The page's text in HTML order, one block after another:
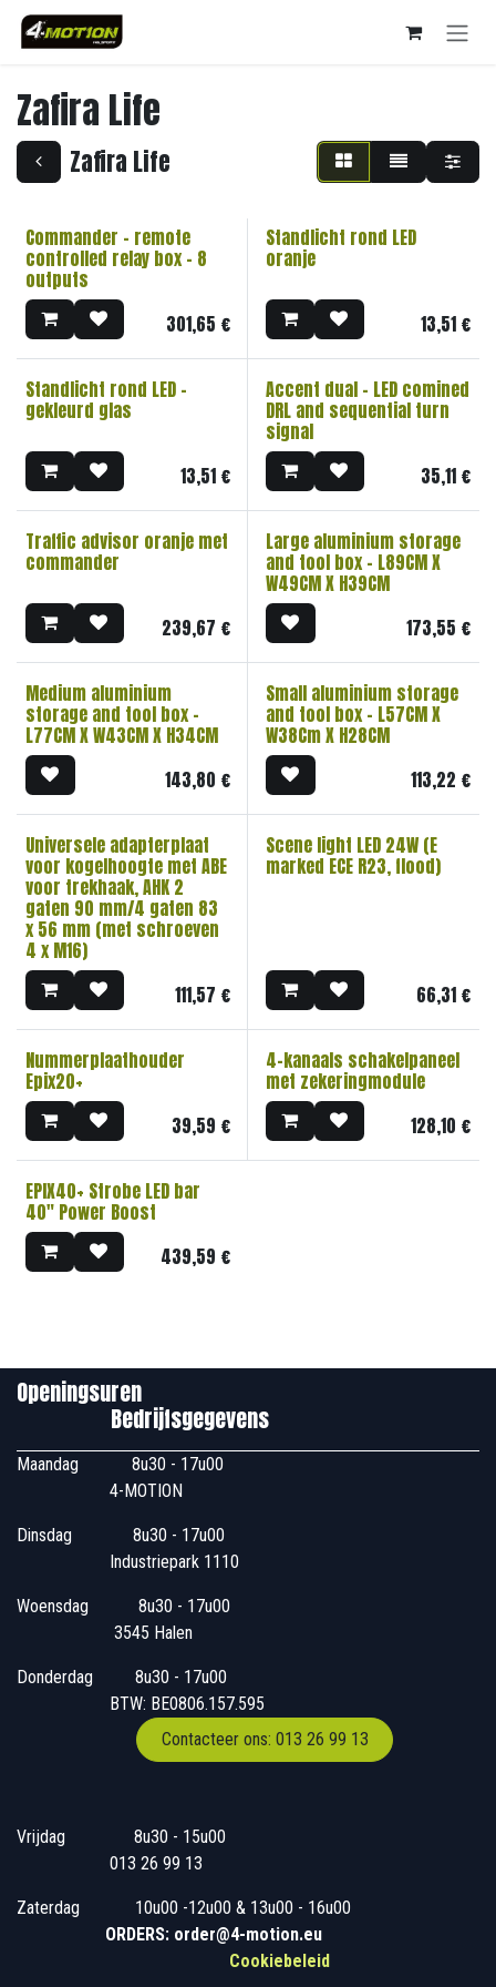
Overslaan naar inhoud
Zafira Life
Zafira Life
Commander - remote
controlled relay box - 8
outputs
301,65 €
Standlicht rond LED
oranje
13,51€
Standlicht rond LED -
gekleurd glas
13,51€
Accent dual - LED comined
DRL and sequential turn
signal
35,11€
Traffic advisor oranje met
commander
239,67 €
Large aluminium storage
and tool box - L89CM X
W49CM X H39CM
173,55 €
Medium aluminium
storage and tool box -
L77CM X W43CM X H34CM
143,80 €
Small aluminium storage
and tool box - L57CM X
W38Cm X H28CM
113,22 €
Universele adapterplaat
voor kogelhoogte met ABE
voor trekhaak, AHK 2
gaten 90 mm/4 gaten 83
x 56 mm (met schroeven
4 x M16)
111,57 €
Scene light LED 24W (E
marked ECE R23, flood)
66,31€
Nummerplaathouder
Epix20+
39,59 €
4-kanaals schakelpaneel
met zekeringmodule
128,10 €
EPIX40+ Strobe LED bar
40" Power Boost
439,59 €
Openingsuren
Bedrijfsgegevens
Maandag
​8u30 - 17u00
4-MOTION
Dinsdag
​8u30 - 17u00
Industriepark 1110
Woensdag
​​​ 8u30 - 17u00
3545 Halen
Donderdag
​​8u30 - 17u00
BTW: BE0806.157.595
Contacteer ons: 013 26 99 13
Vrijdag
​8u30 - 15u00
013 26 99 13
Zaterdag
​10u00 -12u00 & 13u00 - 16u00
ORDERS: order@4-motion.eu
Cookiebeleid